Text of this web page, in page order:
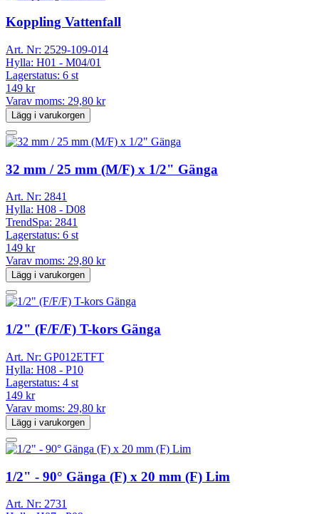
Koppling Vattenfall
Art. Nr: 2529-109-014
Hylla: H01 - M04/01
Lagerstatus: 6 st
149 kr
Varav moms: 29,80 kr
Lägg i varukorgen
32 mm / 25 mm (M/F) x 1/2" Gänga
Art. Nr: 2841
Hylla: H08 - D08
TrendSpa: 2841
Lagerstatus: 6 st
149 kr
Varav moms: 29,80 kr
Lägg i varukorgen
1/2" (F/F/F) T-kors Gänga
Art. Nr: GP012ETFT
Hylla: H08 - P10
Lagerstatus: 4 st
149 kr
Varav moms: 29,80 kr
Lägg i varukorgen
1/2" - 90° Gänga (F) x 20 mm (F) Lim
Art. Nr: 2731